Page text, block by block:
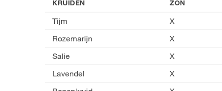
KRUIDEN ZON
Tijm
X
Rozemarijn
X
Salie
X
Lavendel
X